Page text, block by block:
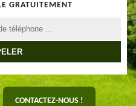
GRATUITEMENT
CONTACTEZ-NOUS !